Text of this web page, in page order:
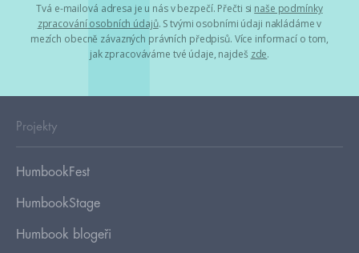
Tvá e-mailová adresa je u nás v bezpečí. Přečti si naše podmínky
zpracování osobních údajů. S tvými osobními údaji nakládáme v
mezích obecně závazných právních předpisů. Více informací o tom,
jak zpracováváme tvé údaje, najdeš zde.
Projekty
HumbookFest
HumbookStage
Humbook blogeři